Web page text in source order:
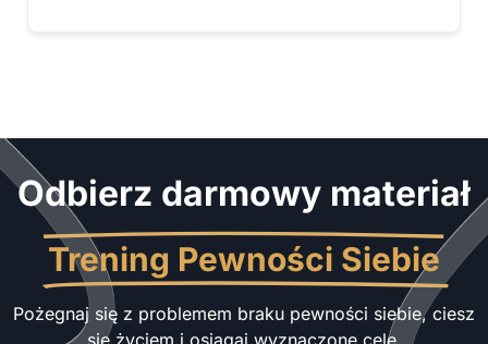
Odbierz darmowy materiał
Trening Pewności Siebie
Pożegnaj się z problemem braku pewności siebie, ciesz
się życiem i osiągaj wyznaczone cele.